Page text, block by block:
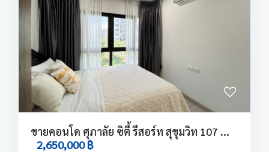
ขายคอนโด ศุภาลัย ซิตี้ รีสอร์ท สุขุมวิท 107 ...
2,650,000 ฿